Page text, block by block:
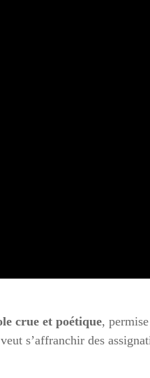
crue et poétique,
s’affranchir des